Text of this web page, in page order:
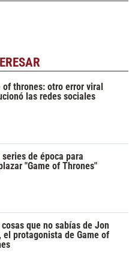
of thrones: otro error viral
las redes sociales
series de época para
"Game of Thrones"
cosas que no sabías de Jon
el protagonista de Game of